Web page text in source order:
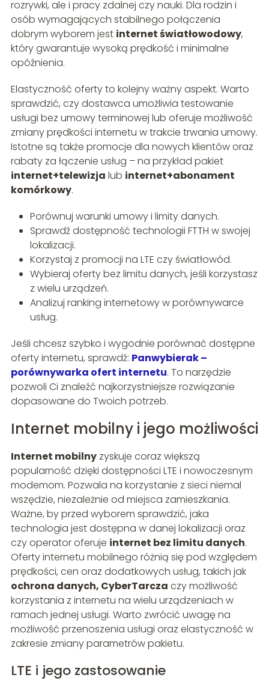
rozrywki, ale i pracy zdalnej czy nauki. Dla rodzin i
osób wymagających stabilnego połączenia
dobrym wyborem jest internet światłowodowy,
który gwarantuje wysoką prędkość i minimalne
opóźnienia.
Elastyczność oferty to kolejny ważny aspekt. Warto
sprawdzić, czy dostawca umożliwia testowanie
usługi bez umowy terminowej lub oferuje możliwość
zmiany prędkości internetu w trakcie trwania umowy.
Istotne są także promocje dla nowych klientów oraz
rabaty za łączenie usług – na przykład pakiet
internet+telewizja lub internet+abonament
komórkowy.
Porównuj warunki umowy i limity danych.
Sprawdź dostępność technologii FTTH w swojej
lokalizacji.
Korzystaj z promocji na LTE czy światłowód.
Wybieraj oferty bez limitu danych, jeśli korzystasz
z wielu urządzeń.
Analizuj ranking internetowy w porównywarce
usług.
Jeśli chcesz szybko i wygodnie porównać dostępne
oferty internetu, sprawdź: Panwybierak –
porównywarka ofert internetu. To narzędzie
pozwoli Ci znaleźć najkorzystniejsze rozwiązanie
dopasowane do Twoich potrzeb.
Internet mobilny i jego możliwości
Internet mobilnyzyskuje coraz większą
popularność dzięki dostępności LTE i nowoczesnym
modemom. Pozwala na korzystanie z sieci niemal
wszędzie, niezależnie od miejsca zamieszkania.
Ważne, by przed wyborem sprawdzić, jaka
technologia jest dostępna w danej lokalizacji oraz
czy operator oferuje internet bez limitu danych.
Oferty internetu mobilnego różnią się pod względem
prędkości, cen oraz dodatkowych usług, takich jak
ochrona danych, CyberTarcza czy możliwość
korzystania z internetu na wielu urządzeniach w
ramach jednej usługi. Warto zwrócić uwagę na
możliwość przenoszenia usługi oraz elastyczność w
zakresie zmiany parametrów pakietu.
LTE i jego zastosowanie